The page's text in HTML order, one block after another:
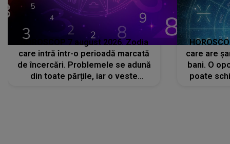
HOROSCOP 7 august 2026. Zodia
care intră într-o perioadă marcată
de încercări. Problemele se adună
din toate părțile, iar o veste
care are
bani. O
poate